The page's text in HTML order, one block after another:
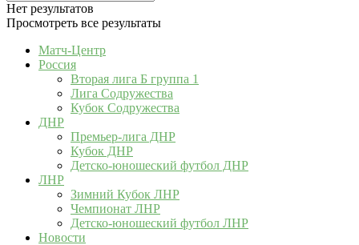
Нет результатов
Просмотреть все результаты
Матч-Центр
Россия
Вторая лига Б группа 1
Лига Содружества
Кубок Содружества
ДНР
Премьер-лига ДНР
Кубок ДНР
Детско-юношеский футбол ДНР
ЛНР
Зимний Кубок ЛНР
Чемпионат ЛНР
Детско-юношеский футбол ЛНР
Новости